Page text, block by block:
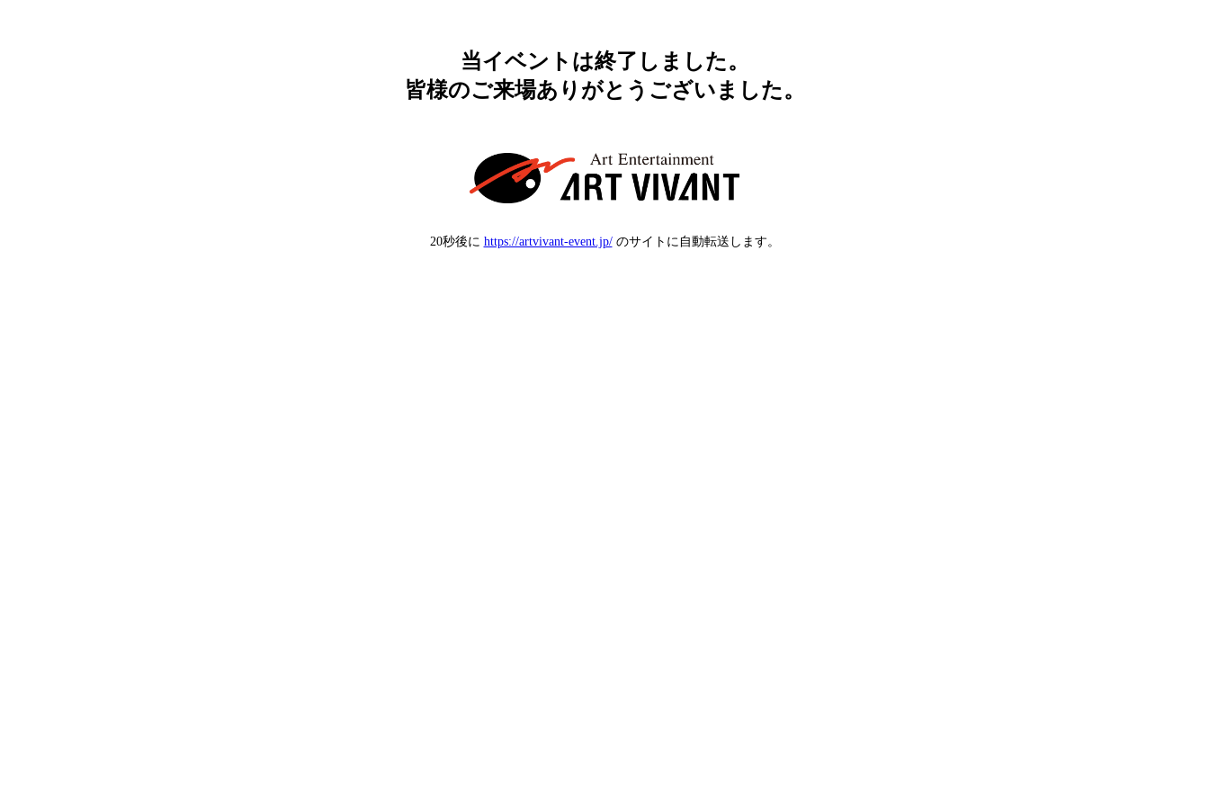
当イベントは終了しました。
皆様のご来場ありがとうございました。
20秒後に https://artvivant-event.jp/のサイトに自動転送します。